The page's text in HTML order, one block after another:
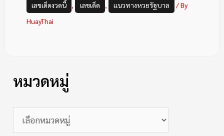
เลขเด็ดงวดนี้ เลขเด็ด แนวทางหวยรัฐบาล
/ By
HuayThai
หมวดหมู่